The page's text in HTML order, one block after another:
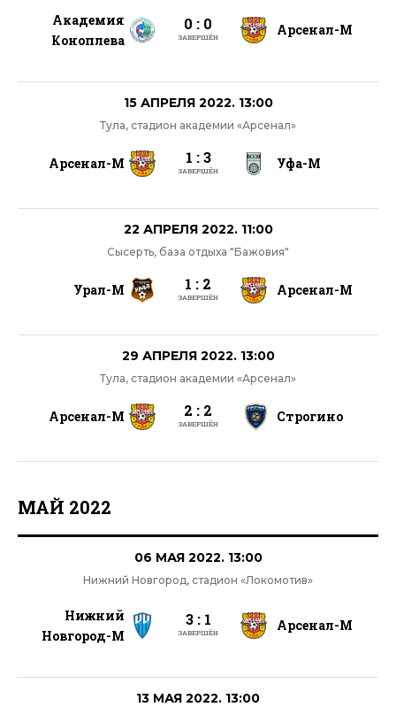
Академия
Коноплева
0 : 0
ЗАВЕРШЁН Арсенал-М
15 АПРЕЛЯ 2022. 13:00
Тула, стадион академии «Арсенал»
Арсенал-М 1 : 3
ЗАВЕРШЁН Уфа-М
22 АПРЕЛЯ 2022. 11:00
Сысерть, база отдыха "Бажовия"
Урал-М 1 : 2
ЗАВЕРШЁН Арсенал-М
29 АПРЕЛЯ 2022. 13:00
Тула, стадион академии «Арсенал»
Арсенал-М 2 : 2
ЗАВЕРШЁН Строгино
МАЙ 2022
06 МАЯ 2022. 13:00
Нижний Новгород, стадион «Локомотив»
Нижний
Новгород-М
3 : 1
ЗАВЕРШЁН Арсенал-М
13 МАЯ 2022. 13:00